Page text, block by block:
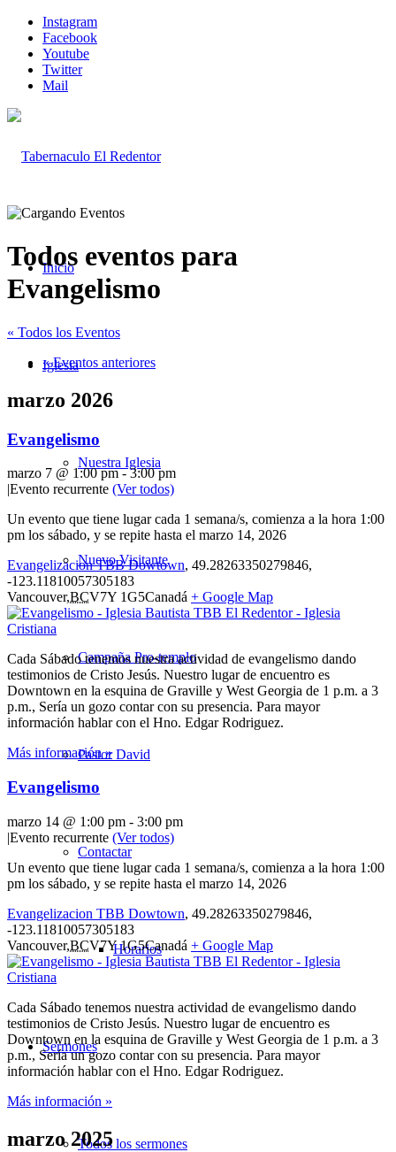
Instagram
Facebook
Youtube
Twitter
Mail
Inicio
Iglesia
Nuestra Iglesia
Nuevo Visitante
Campaña Pro-templo
Pastor David
Contactar
Horarios
Sermones
Todos los sermones
Todos eventos para
Evangelismo
« Todos los Eventos
«Eventos anteriores
marzo 2026
Evangelismo
marzo 7 @ 1:00 pm-3:00 pm
|Evento recurrente (Ver todos)
Un evento que tiene lugar cada 1 semana/s, comienza a la hora 1:00
pm los sábado, y se repite hasta el marzo 14, 2026
Evangelizacion TBB Dowtown, 49.28263350279846,
-123.11810057305183
Vancouver,BCV7Y 1G5Canadá + Google Map
Cada Sábado tenemos nuestra actividad de evangelismo dando
testimonios de Cristo Jesús. Nuestro lugar de encuentro es
Downtown en la esquina de Graville y West Georgia de 1 p.m. a 3
p.m., Sería un gozo contar con su presencia. Para mayor
información hablar con el Hno. Edgar Rodriguez.
Más información »
Evangelismo
marzo 14 @ 1:00 pm - 3:00 pm
|Evento recurrente (Ver todos)
Un evento que tiene lugar cada 1 semana/s, comienza a la hora 1:00
pm los sábado, y se repite hasta el marzo 14, 2026
Evangelizacion TBB Dowtown, 49.28263350279846,
-123.11810057305183
Vancouver,BCV7Y 1G5Canadá + Google Map
Cada Sábado tenemos nuestra actividad de evangelismo dando
testimonios de Cristo Jesús. Nuestro lugar de encuentro es
Downtown en la esquina de Graville y West Georgia de 1 p.m. a 3
p.m., Sería un gozo contar con su presencia. Para mayor
información hablar con el Hno. Edgar Rodriguez.
Más información »
marzo 2025